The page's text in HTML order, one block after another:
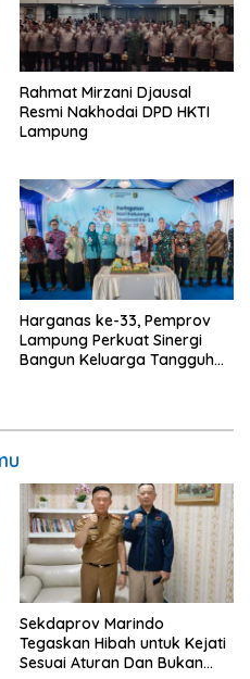
Rahmat Mirzani Djausal
Resmi Nakhodai DPD HKTI
Lampung
Harganas ke-33, Pemprov
Lampung Perkuat Sinergi
Bangun Keluarga Tangguh
Sekdaprov Marindo
Tegaskan Hibah untuk Kejati
Sesuai Aturan Dan Bukan